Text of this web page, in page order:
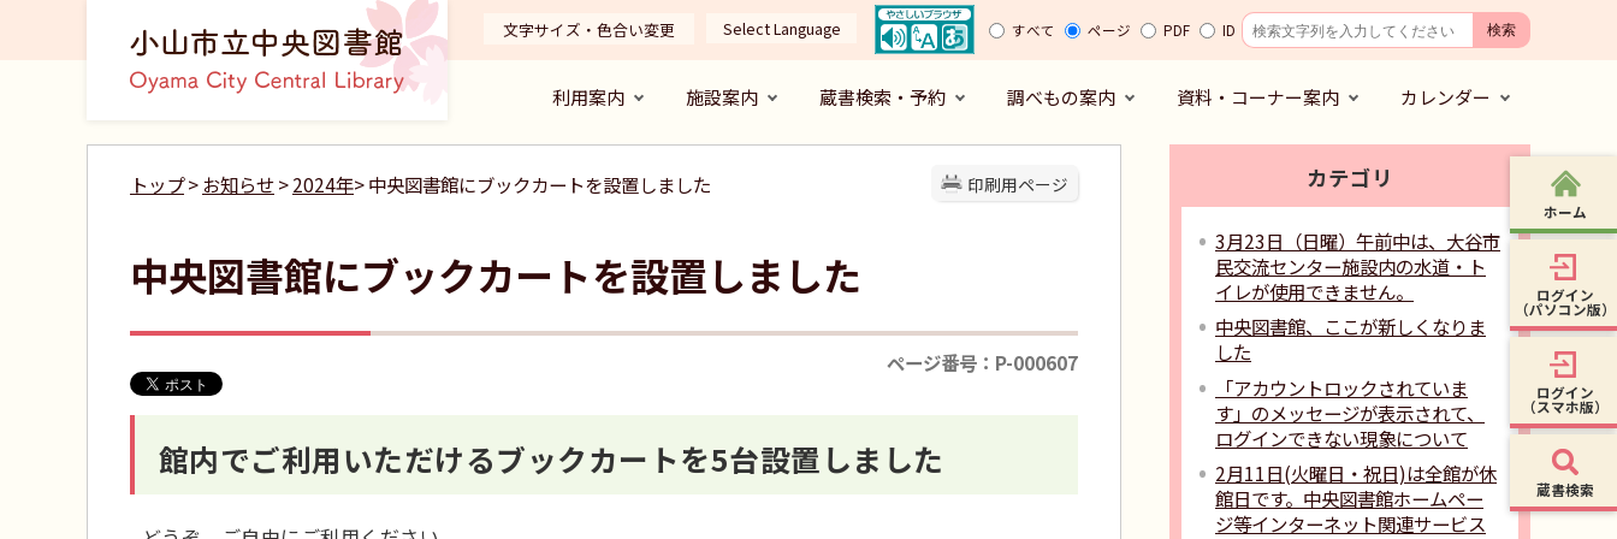
文字サイズ・色合い変更 Select Language すべて ページ PDF ID
利用案内 施設案内 蔵書検索・予約 調べもの案内 資料・コーナー案内 カレンダー
印刷用ページ
トップ>お知らせ>2024年> 中央図書館にブックカートを設置しました
中央図書館にブックカートを設置しました
ページ番号：P-000607
館内でご利用いただけるブックカートを5台設置しました
カテゴリ
3月23日（日曜）午前中は、大谷市
民交流センター施設内の水道・ト
イレが使用できません。
中央図書館、ここが新しくなりま
した
「アカウントロックされていま
す」のメッセージが表示されて、
ログインできない現象について
2月11日(火曜日・祝日)は全館が休
館日です。中央図書館ホームペー
ジ等インターネット関連サービス
ホーム
ログイン
（パソコン版）
ログイン
（スマホ版）
蔵書検索